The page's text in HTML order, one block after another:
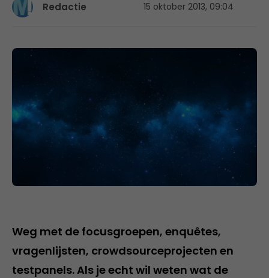
Redactie 15 oktober 2013, 09:04
Weg met de focusgroepen, enquêtes,
vragenlijsten, crowdsourceprojecten en
testpanels. Als je echt wil weten wat de